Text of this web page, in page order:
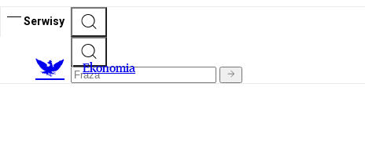
Serwisy
Ekonomia